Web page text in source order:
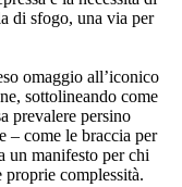
di sfogo, una via per
omaggio all’iconico
sottolineando come
prevalere persino
– come le braccia per
un manifesto per chi
complessità.